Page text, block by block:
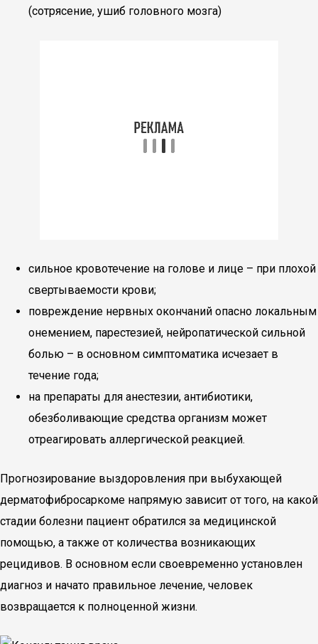
(сотрясение, ушиб головного мозга)
сильное кровотечение на голове и лице – при плохой
свертываемости крови;
повреждение нервных окончаний опасно локальным
онемением, парестезией, нейропатической сильной
болью – в основном симптоматика исчезает в
течение года;
на препараты для анестезии, антибиотики,
обезболивающие средства организм может
отреагировать аллергической реакцией.
Прогнозирование выздоровления при выбухающей
дерматофибросаркоме напрямую зависит от того, на какой
стадии болезни пациент обратился за медицинской
помощью, а также от количества возникающих
рецидивов. В основном если своевременно установлен
диагноз и начато правильное лечение, человек
возвращается к полноценной жизни.